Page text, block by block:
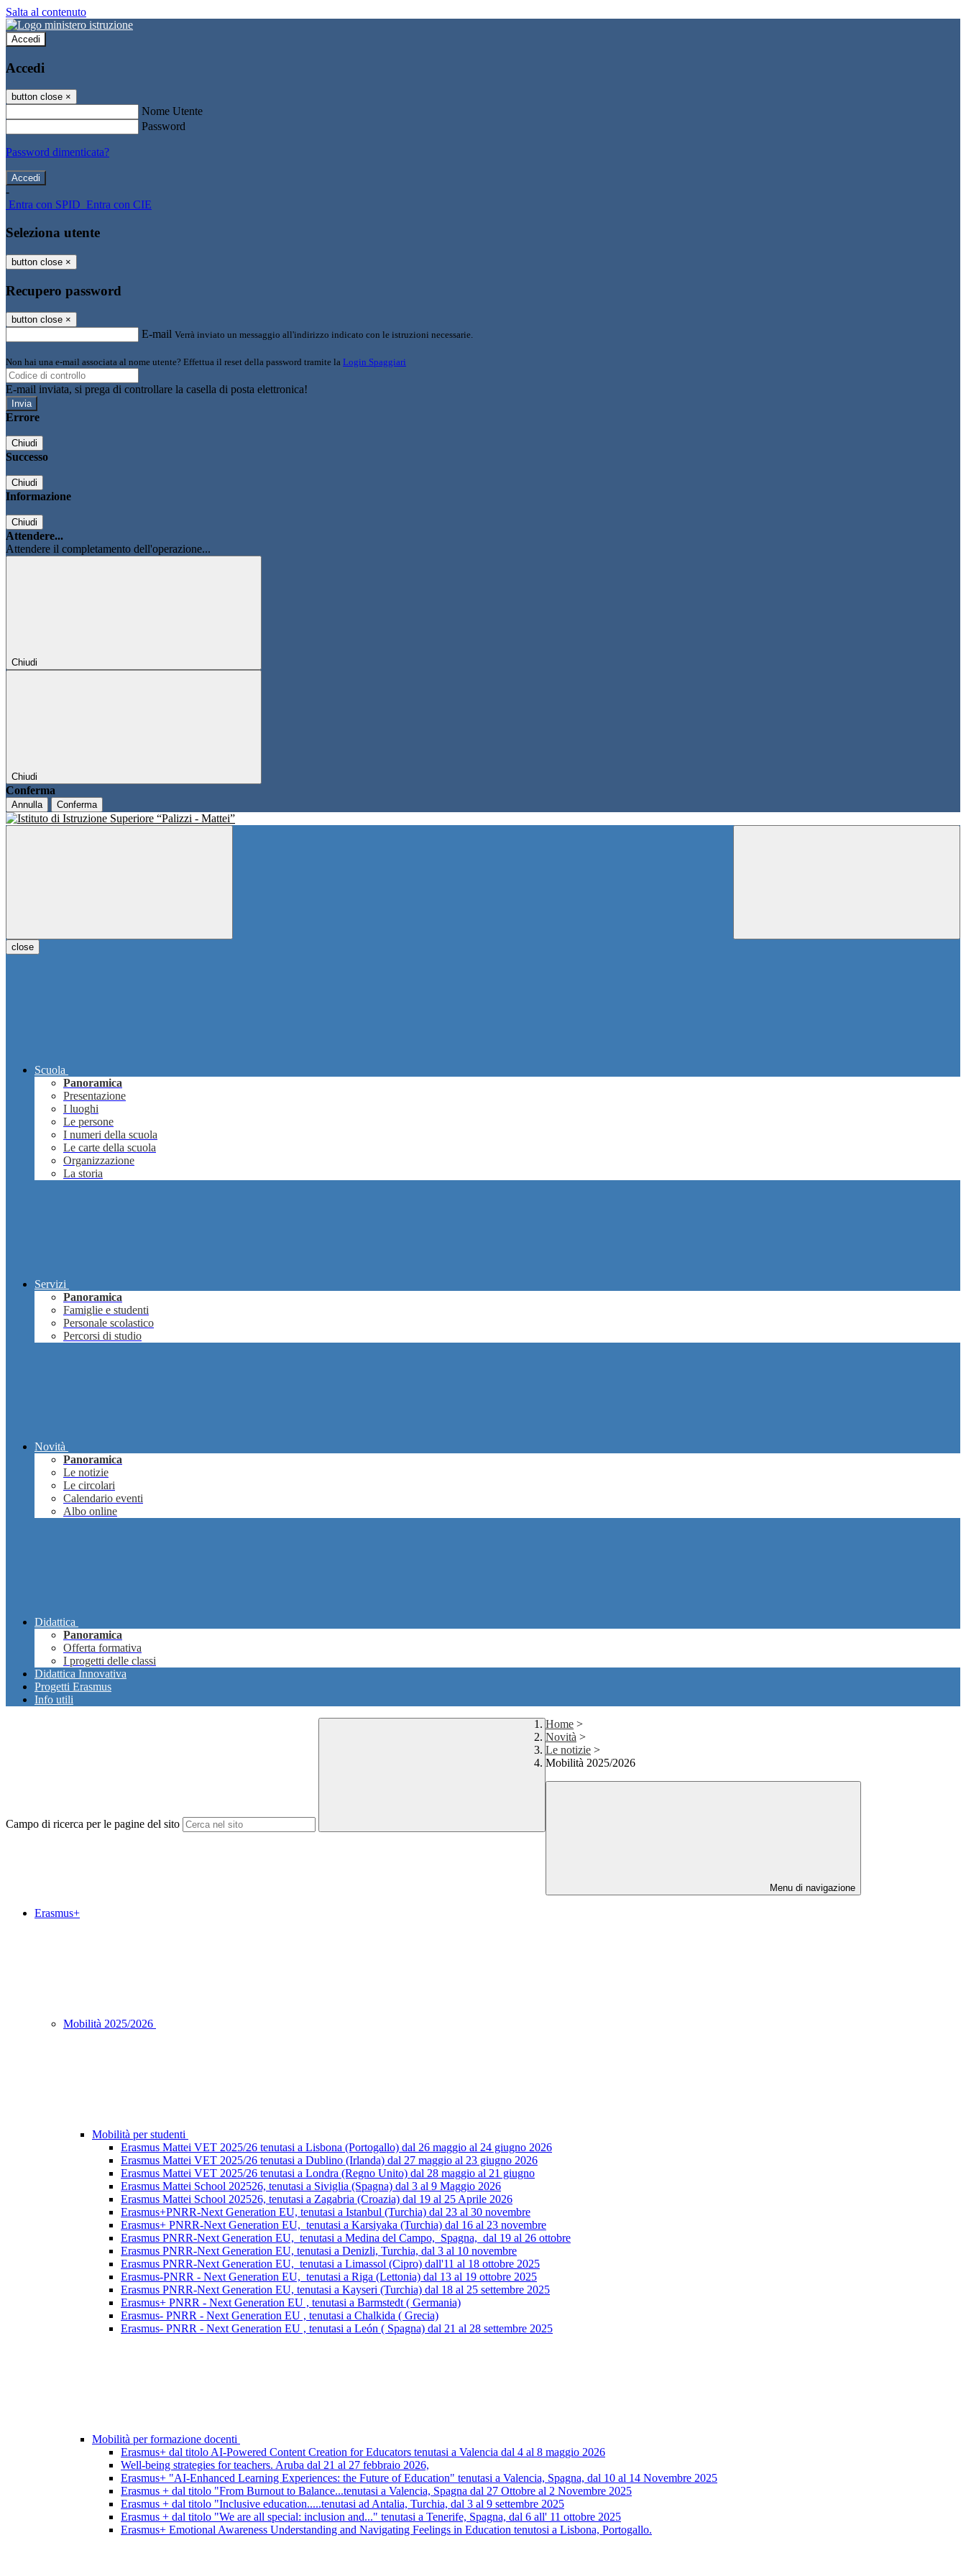
Salta al contenuto
Accedi
Accedi
button close ×
Nome Utente
Password
Password dimenticata?
-
Entra con SPID Entra con CIE
Seleziona utente
button close ×
Recupero password
button close ×
E-mail Verrà inviato un messaggio all'indirizzo indicato con le istruzioni necessarie.
Non hai una e-mail associata al nome utente? Effettua il reset della password tramite la Login Spaggiari
E-mail inviata, si prega di controllare la casella di posta elettronica!
Errore
Chiudi
Successo
Chiudi
Informazione
Chiudi
Attendere...
Attendere il completamento dell'operazione...
Chiudi
Chiudi
Conferma
Annulla Conferma
close
Scuola
Panoramica
Presentazione
I luoghi
Le persone
I numeri della scuola
Le carte della scuola
Organizzazione
La storia
Servizi
Panoramica
Famiglie e studenti
Personale scolastico
Percorsi di studio
Novità
Panoramica
Le notizie
Le circolari
Calendario eventi
Albo online
Didattica
Panoramica
Offerta formativa
I progetti delle classi
Didattica Innovativa
Progetti Erasmus
Info utili
Campo di ricerca per le pagine del sito
Home >
Novità >
Le notizie >
Mobilità 2025/2026
Menu di navigazione
Erasmus+
Mobilità 2025/2026
Mobilità per studenti
Erasmus Mattei VET 2025/26 tenutasi a Lisbona (Portogallo) dal 26 maggio al 24 giugno 2026
Erasmus Mattei VET 2025/26 tenutasi a Dublino (Irlanda) dal 27 maggio al 23 giugno 2026
Erasmus Mattei VET 2025/26 tenutasi a Londra (Regno Unito) dal 28 maggio al 21 giugno
Erasmus Mattei School 202526, tenutasi a Siviglia (Spagna) dal 3 al 9 Maggio 2026
Erasmus Mattei School 202526, tenutasi a Zagabria (Croazia) dal 19 al 25 Aprile 2026
Erasmus+PNRR-Next Generation EU, tenutasi a Istanbul (Turchia) dal 23 al 30 novembre
Erasmus+ PNRR-Next Generation EU, tenutasi a Karsiyaka (Turchia) dal 16 al 23 novembre
Erasmus PNRR-Next Generation EU, tenutasi a Medina del Campo, Spagna, dal 19 al 26 ottobre
Erasmus PNRR-Next Generation EU, tenutasi a Denizli, Turchia, dal 3 al 10 novembre
Erasmus PNRR-Next Generation EU, tenutasi a Limassol (Cipro) dall'11 al 18 ottobre 2025
Erasmus-PNRR - Next Generation EU, tenutasi a Riga (Lettonia) dal 13 al 19 ottobre 2025
Erasmus PNRR-Next Generation EU, tenutasi a Kayseri (Turchia) dal 18 al 25 settembre 2025
Erasmus+ PNRR - Next Generation EU , tenutasi a Barmstedt ( Germania)
Erasmus- PNRR - Next Generation EU , tenutasi a Chalkida ( Grecia)
Erasmus- PNRR - Next Generation EU , tenutasi a León ( Spagna) dal 21 al 28 settembre 2025
Mobilità per formazione docenti
Erasmus+ dal titolo AI-Powered Content Creation for Educators tenutasi a Valencia dal 4 al 8 maggio 2026
Well-being strategies for teachers. Aruba dal 21 al 27 febbraio 2026,
Erasmus+ "AI-Enhanced Learning Experiences: the Future of Education" tenutasi a Valencia, Spagna, dal 10 al 14 Novembre 2025
Erasmus + dal titolo "From Burnout to Balance...tenutasi a Valencia, Spagna dal 27 Ottobre al 2 Novembre 2025
Erasmus + dal titolo "Inclusive education.....tenutasi ad Antalia, Turchia, dal 3 al 9 settembre 2025
Erasmus + dal titolo "We are all special: inclusion and..." tenutasi a Tenerife, Spagna, dal 6 all' 11 ottobre 2025
Erasmus+ Emotional Awareness Understanding and Navigating Feelings in Education tenutosi a Lisbona, Portogallo.